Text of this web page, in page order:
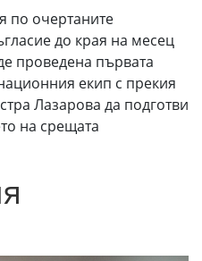
по очертаните
до края на месец
проведена първата
екип с прекия
Лазарова да подготви
на срещата